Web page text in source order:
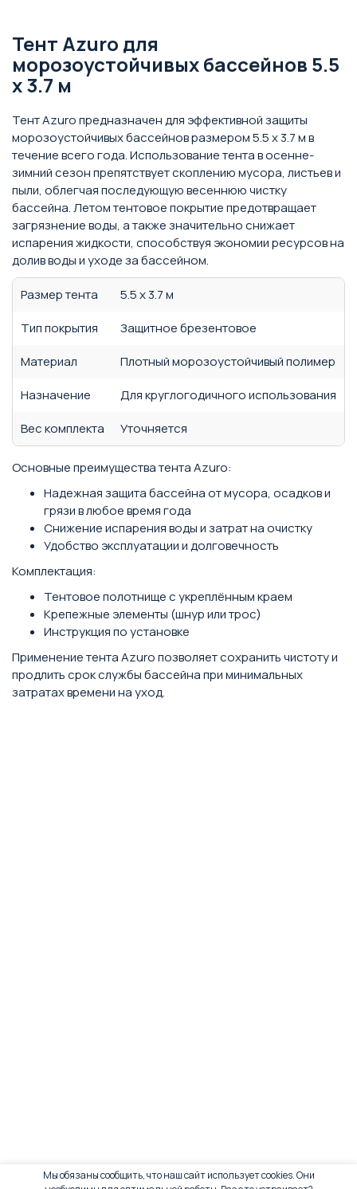
Тент Azuro для
морозоустойчивых бассейнов 5.5
х 3.7 м
Тент Azuro предназначен для эффективной защиты
морозоустойчивых бассейнов размером 5.5 х 3.7 м в
течение всего года. Использование тента в осенне-
зимний сезон препятствует скоплению мусора, листьев и
пыли, облегчая последующую весеннюю чистку
бассейна. Летом тентовое покрытие предотвращает
загрязнение воды, а также значительно снижает
испарения жидкости, способствуя экономии ресурсов на
долив воды и уходе за бассейном.
Размер тента
5.5 x 3.7 м
Тип покрытия
Защитное брезентовое
Материал
Плотный морозоустойчивый полимер
Назначение
Для круглогодичного использования
Вес комплекта
Уточняется
Основные преимущества тента Azuro:
Надежная защита бассейна от мусора, осадков и
грязи в любое время года
Снижение испарения воды и затрат на очистку
Удобство эксплуатации и долговечность
Комплектация:
Тентовое полотнище с укреплённым краем
Крепежные элементы (шнур или трос)
Инструкция по установке
Применение тента Azuro позволяет сохранить чистоту и
продлить срок службы бассейна при минимальных
затратах времени на уход.
Мы обязаны сообщить, что наш сайт использует cookies. Они